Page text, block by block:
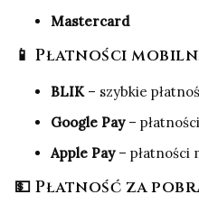
Mastercard
📱 Płatności
BLIK– szybkie
Google Pay–
Apple Pay– płatności
💵 Płatność za